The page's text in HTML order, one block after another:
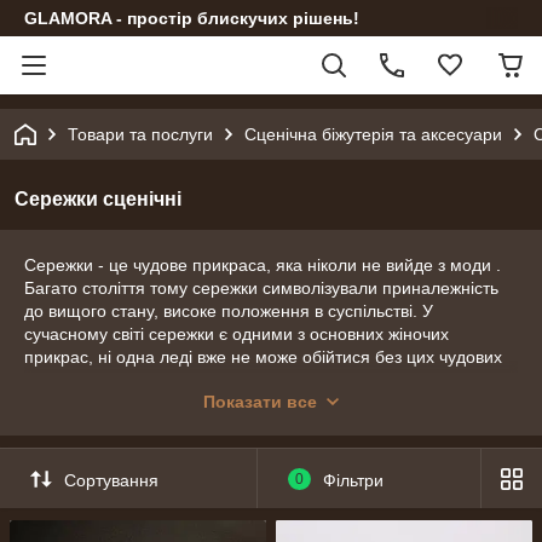
GLAMORA - простір блискучих рішень!
Товари та послуги Сценічна біжутерія та аксесуари
Сережки сценічні
Сережки - це чудове прикраса, яка ніколи не вийде з моди .
Багато століття тому сережки символізували приналежність
до вищого стану, високе положення в суспільстві. У
сучасному світі сережки є одними з основних жіночих
прикрас, ні одна леді вже не може обійтися без цих чудових
артистів. Вони допомагають завершити створений сценічний
танцівниці або актриси.
Наша компанія пропонує велику різноманітність сценічних
сережок, які будуть притягувати приголомшені погляди на
сцені своїм блиском і красою. У нас Ви знайдете сережки-
Показати все
Сортування 0 Фільтри